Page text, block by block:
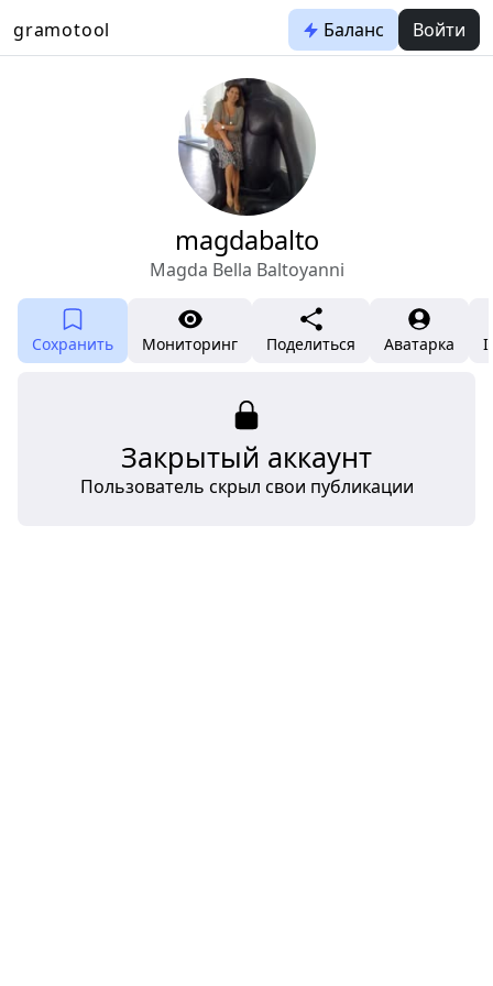
gramotool Баланс Войти
magdabalto
Magda Bella Baltoyanni
Сохранить Мониторинг Поделиться Аватарка
Закрытый аккаунт
Пользователь скрыл свои публикации